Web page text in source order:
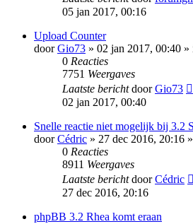
05 jan 2017, 00:16
Upload Counter
doorGio73 » 02 jan 2017, 00:40 »
0 Reacties
7751 Weergaves
Laatste berichtdoorGio73
02 jan 2017, 00:40
Snelle reactie niet mogelijk bij 3.2
doorCédric » 27 dec 2016, 20:16
0 Reacties
8911 Weergaves
Laatste berichtdoorCédric
27 dec 2016, 20:16
phpBB 3.2 Rhea komt eraan